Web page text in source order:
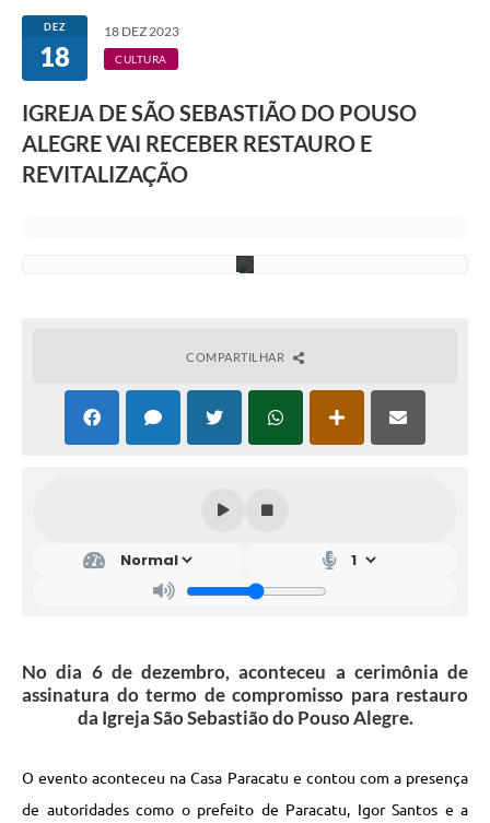
DEZ
18
18 DEZ 2023
CULTURA
IGREJA DE SÃO SEBASTIÃO DO POUSO
ALEGRE VAI RECEBER RESTAURO E
REVITALIZAÇÃO
o
g
i
COMPARTILHAR
No dia 6 de dezembro, aconteceu a cerimônia de
assinatura do termo de compromisso para restauro
da Igreja São Sebastião do Pouso Alegre.
O evento aconteceu na Casa Paracatu e contou com a presença
de autoridades como o prefeito de Paracatu, Igor Santos e a